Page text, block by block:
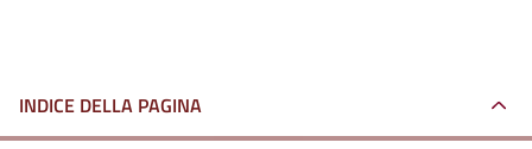
INDICE DELLA PAGINA